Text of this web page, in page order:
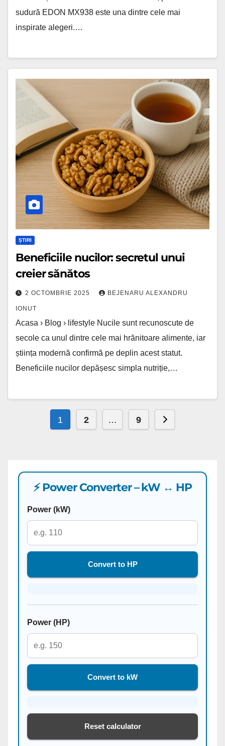
sudură EDON MX938 este una dintre cele mai
inspirate alegeri.…
Beneficiile
unui
creier
sănătos
ȘTIRI
Beneficiile nucilor: secretul unui
creier sănătos
2 OCTOMBRIE 2025 BEJENARU ALEXANDRU
IONUT
Acasa › Blog › lifestyle Nucile sunt recunoscute de
secole ca unul dintre cele mai hrănitoare alimente, iar
știința modernă confirmă pe deplin acest statut.
Beneficiile nucilor depășesc simpla nutriție,…
Paginație
1 2 … 9 Next page
⚡ Power Converter – kW ↔ HP
Power (kW)
Convert to HP
Power (HP)
Convert to kW
Reset calculator